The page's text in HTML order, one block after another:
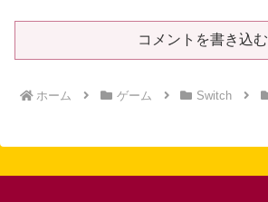
コメントを書き込む
ホーム ゲーム Switch